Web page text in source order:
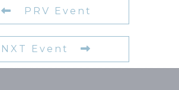
PRV Event
NXT Event